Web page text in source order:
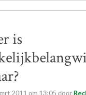
is
mrt 2011 om 13:05 door